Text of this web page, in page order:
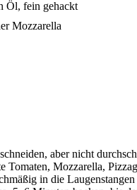
Öl, fein gehackt
Mozzarella
aber nicht
Tomaten, Mozzarella,
in die Laugenstangen